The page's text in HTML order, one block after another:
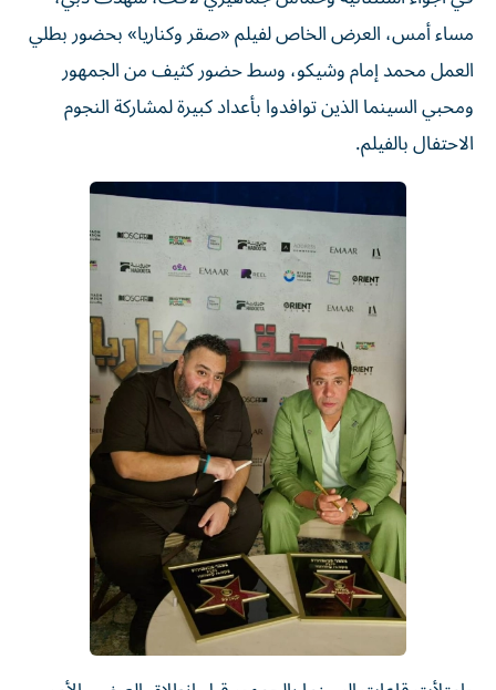
مساء أمس، العرض الخاص لفيلم «صقر وكناريا» بحضور بطلي
العمل محمد إمام وشيكو، وسط حضور كثيف من الجمهور
ومحبي السينما الذين توافدوا بأعداد كبيرة لمشاركة النجوم
الاحتفال بالفيلم.